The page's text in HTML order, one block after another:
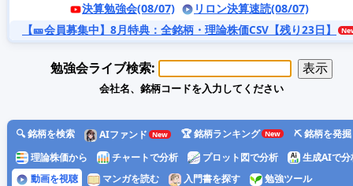
決算勉強会(08/07)
リロン決算速読(08/07)
【🎫会員募集中】8月特典 ：全銘柄・理論株価CSV【残り23日】
勉強会ライブ検索:
会社名、銘柄コードを入力してください
🔍 銘柄を検索 AIファンド 🏆 銘柄ランキング
⛏️ 銘柄を発掘
理論株価から
チャートで分析 プロット図で分析
生成AIで分
動画を視聴
マンガを読む 入門書を探す
勉強ツール